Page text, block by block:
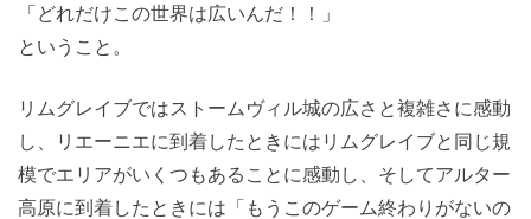
「どれだけこの世界は広いんだ！！」
ということ。
リムグレイブではストームヴィル城の広さと複雑さに感動
し、リエーニエに到着したときにはリムグレイブと同じ規
模でエリアがいくつもあることに感動し、そしてアルター
高原に到着したときには「もうこのゲーム終わりがないの